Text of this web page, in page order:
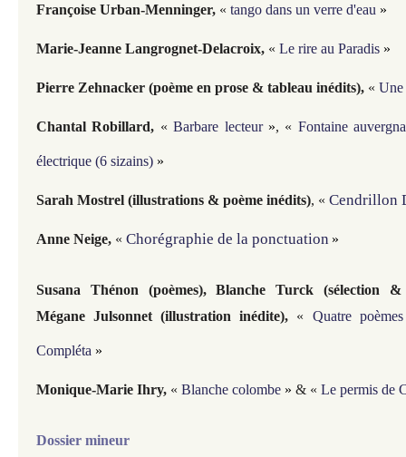
Françoise Urban-Menninger, « tango dans un verre d'eau »
Marie-Jeanne Langrognet-Delacroix, « Le rire au Paradis »
Pierre Zehnacker (poème en prose & tableau inédits), « Une
Chantal Robillard, «Barbare lecteur », « Fontaine
électrique (6 sizains) »
Sarah Mostrel (illustrations & poème inédits), « Cendrillon
Anne Neige, « Chorégraphie de la ponctuation »
Susana Thénon (poèmes), Blanche Turck (sélection
Mégane Julsonnet (illustration inédite), « Quatre
Compléta »
Monique-Marie Ihry, « Blanche colombe » & « Le permis de
Dossier mineur